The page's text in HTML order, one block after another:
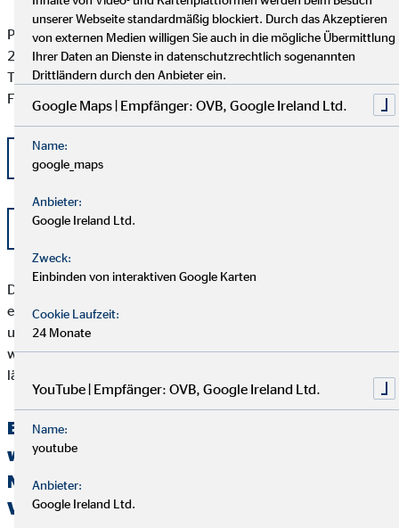
Postfach 101424
20009 Hamburg
Tel: +49 (0) 40 -696 508 - 90
Fax: +49 (0) 40 - 696 508 -91
kontakt@schlichtung-finanzberatung.de
www.schlichtung-finanzberatung.de
Der Kunde sollte beachten, dass das Schlichtungsverfahren
erst angerufen werden kann, wenn seiner Beschwerde durch
unser Unternehmen nicht zu seiner Zufriedenheit abgeholfen
werden konnte, oder unser Unternehmen seine Beschwerde
länger als zwei Monate nicht bearbeitet hat.
Erklärung über die Berücksichtigung der
wichtigsten nachteiligen Auswirkungen auf
Nachhaltigkeitsfaktoren bei der
Versicherungs- und Finanzanlagenberatung
unserer Webseite standardmäßig blockiert. Durch das Akzeptieren
von externen Medien willigen Sie auch in die mögliche Übermittlung
Ihrer Daten an Dienste in datenschutzrechtlich sogenannten
Drittländern durch den Anbieter ein.
Google Maps | Empfänger: OVB, Google Ireland Ltd.
Name:
google_maps
Anbieter:
Google Ireland Ltd.
Zweck:
Einbinden von interaktiven Google Karten
Cookie Laufzeit:
24 Monate
YouTube | Empfänger: OVB, Google Ireland Ltd.
Name:
youtube
Anbieter:
Google Ireland Ltd.